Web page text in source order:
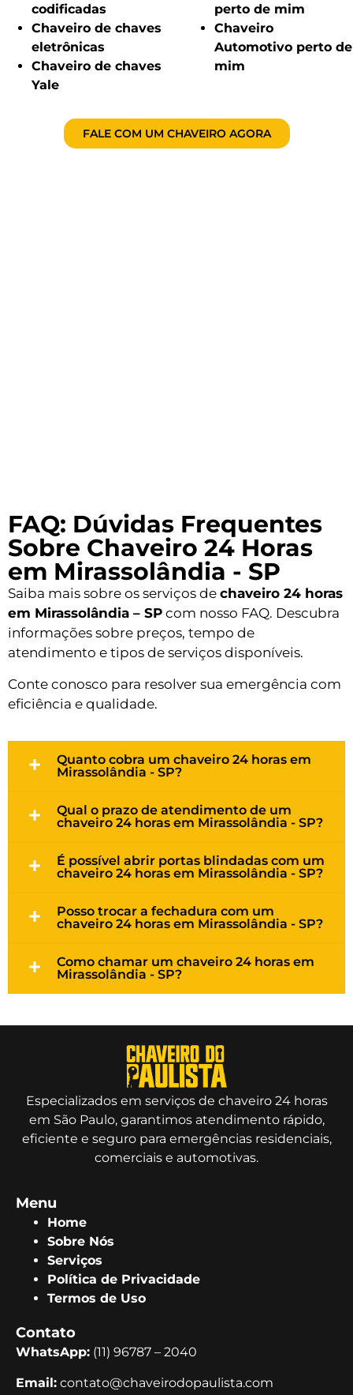
codificadas
Chaveiro de chaves
eletrônicas
Chaveiro de chaves
Yale
perto de mim
Chaveiro
Automotivo perto de
mim
FALE COM UM CHAVEIRO AGORA
FAQ: Dúvidas Frequentes
Sobre Chaveiro 24 Horas
em Mirassolândia - SP
Saiba mais sobre os serviços de chaveiro 24 horas
em Mirassolândia – SP com nosso FAQ. Descubra
informações sobre preços, tempo de
atendimento e tipos de serviços disponíveis.
Conte conosco para resolver sua emergência com
eficiência e qualidade.
Quanto cobra um chaveiro 24 horas em
Mirassolândia - SP?
Qual o prazo de atendimento de um
chaveiro 24 horas em Mirassolândia - SP?
É possível abrir portas blindadas com um
chaveiro 24 horas em Mirassolândia - SP?
Posso trocar a fechadura com um
chaveiro 24 horas em Mirassolândia - SP?
Como chamar um chaveiro 24 horas em
Mirassolândia - SP?
Especializados em serviços de chaveiro 24 horas
em São Paulo, garantimos atendimento rápido,
eficiente e seguro para emergências residenciais,
comerciais e automotivas.
Menu
Home
Sobre Nós
Serviços
Política de Privacidade
Termos de Uso
Contato
WhatsApp: (11) 96787 – 2040
Email: contato@chaveirodopaulista.com